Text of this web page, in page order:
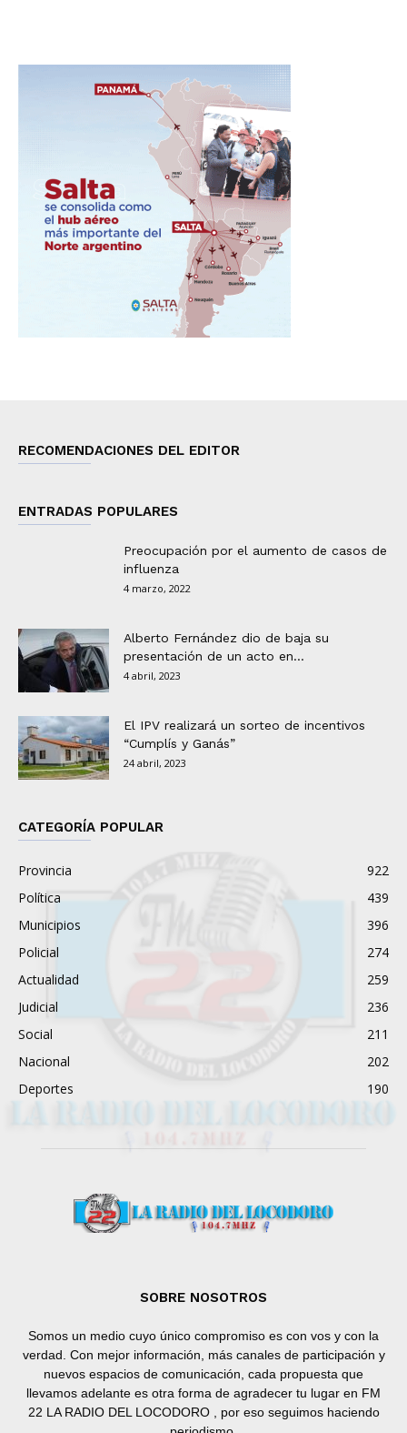
RECOMENDACIONES DEL EDITOR
ENTRADAS POPULARES
Preocupación por el aumento de casos de
influenza
4 marzo, 2022
Alberto Fernández dio de baja su
presentación de un acto en...
4 abril, 2023
El IPV realizará un sorteo de incentivos
“Cumplís y Ganás”
24 abril, 2023
CATEGORÍA POPULAR
Provincia
922
Política
439
Municipios
396
Policial
274
Actualidad
259
Judicial
236
Social
211
Nacional
202
Deportes
190
SOBRE NOSOTROS
Somos un medio cuyo único compromiso es con vos y con la
verdad. Con mejor información, más canales de participación y
nuevos espacios de comunicación, cada propuesta que
llevamos adelante es otra forma de agradecer tu lugar en FM
22 LA RADIO DEL LOCODORO , por eso seguimos haciendo